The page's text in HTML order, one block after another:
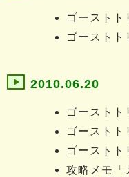
ゴーストト
ゴーストト
2010.06.20
ゴーストト
ゴーストト
ゴーストト
攻略メモ「